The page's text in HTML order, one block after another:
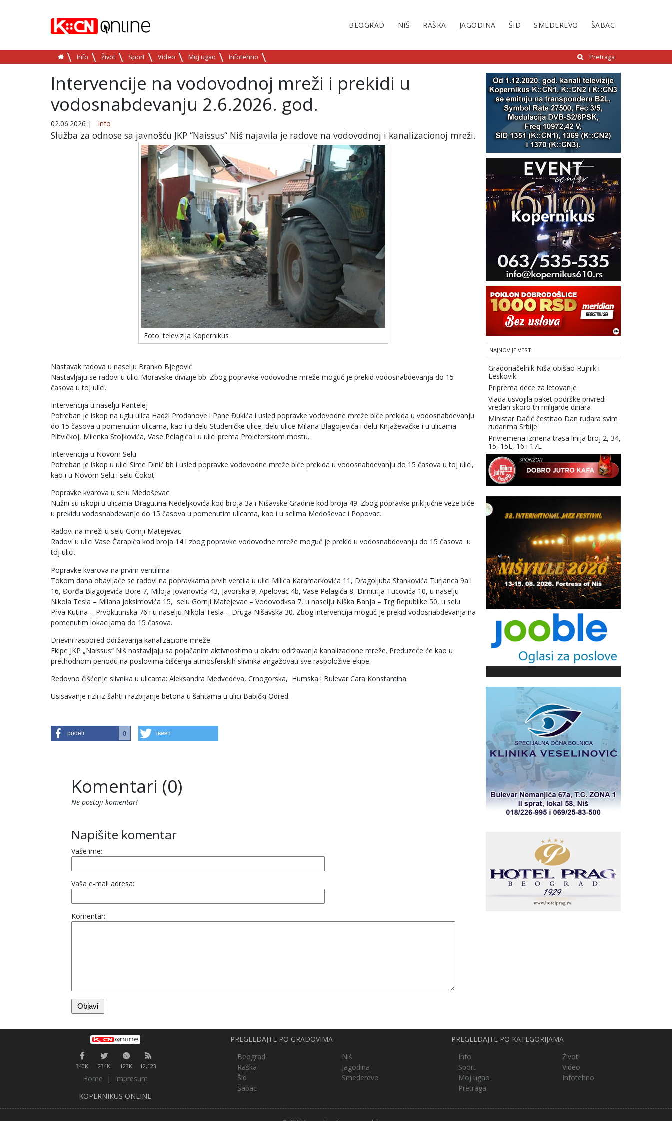
BEOGRAD NIŠ RAŠKA JAGODINA ŠID SMEDEREVO ŠABAC
Info Život Sport Video Moj ugao Infotehno Pretraga
Intervencije na vodovodnoj mreži i prekidi u
vodosnabdevanju 2.6.2026. god.
02.06.2026 | Info
Služba za odnose sa javnošću JKP “Naissus“ Niš najavila je radove na vodovodnoj i kanalizacionoj mreži.
Foto: televizija Kopernikus
Nastavak radova u naselju Branko Bjegović
Nastavljaju se radovi u ulici Moravske divizije bb. Zbog popravke vodovodne mreže moguć je prekid vodosnabdevanja do 15
časova u toj ulici.
Intervencija u naselju Pantelej
Potreban je iskop na uglu ulica Hadži Prodanove i Pane Đukića i usled popravke vodovodne mreže biće prekida u vodosnabdevanju
do 15 časova u pomenutim ulicama, kao i u delu Studeničke ulice, delu ulice Milana Blagojevića i delu Knjaževačke i u ulicama
Plitvičkoj, Milenka Stojkovića, Vase Pelagića i u ulici prema Proleterskom mostu.
Intervencija u Novom Selu
Potreban je iskop u ulici Sime Dinić bb i usled popravke vodovodne mreže biće prekida u vodosnabdevanju do 15 časova u toj ulici,
kao i u Novom Selu i selu Čokot.
Popravke kvarova u selu Medoševac
Nužni su iskopi u ulicama Dragutina Nedeljkovića kod broja 3a i Nišavske Gradine kod broja 49. Zbog popravke priključne veze biće
u prekidu vodosnabdevanje do 15 časova u pomenutim ulicama, kao i u selima Medoševac i Popovac.
Radovi na mreži u selu Gornji Matejevac
Radovi u ulici Vase Čarapića kod broja 14 i zbog popravke vodovodne mreže moguć je prekid u vodosnabdevanju do 15 časova u
toj ulici.
Popravke kvarova na prvim ventilima
Tokom dana obavljaće se radovi na popravkama prvih ventila u ulici Milića Karamarkovića 11, Dragoljuba Stankovića Turjanca 9a i
16, Đorđa Blagojevića Bore 7, Miloja Jovanovića 43, Javorska 9, Apelovac 4b, Vase Pelagića 8, Dimitrija Tucovića 10, u naselju
Nikola Tesla – Milana Joksimovića 15, selu Gornji Matejevac – Vodovodksa 7, u naselju Niška Banja – Trg Republike 50, u selu
Prva Kutina – Prvokutinska 76 i u naselju Nikola Tesla – Druga Nišavska 30. Zbog intervencija moguć je prekid vodosnabdevanja na
pomenutim lokacijama do 15 časova.
Dnevni raspored održavanja kanalizacione mreže
Ekipe JKP „Naissus“ Niš nastavljaju sa pojačanim aktivnostima u okviru održavanja kanalizacione mreže. Preduzeće će kao u
prethodnom periodu na poslovima čišćenja atmosferskih slivnika angažovati sve raspoložive ekipe.
Redovno čišćenje slivnika u ulicama: Aleksandra Medvedeva, Crnogorska, Humska i Bulevar Cara Konstantina.
Usisavanje rizli iz šahti i razbijanje betona u šahtama u ulici Babički Odred.
podeli 0 твеет
Komentari (0)
Ne postoji komentar!
Napišite komentar
Vaše ime:
Vaša e-mail adresa:
Komentar:
NAJNOVIJE VESTI
Gradonačelnik Niša obišao Rujnik i
Leskovik
Priprema dece za letovanje
Vlada usvojila paket podrške privredi
vredan skoro tri milijarde dinara
Ministar Dačić čestitao Dan rudara svim
rudarima Srbije
Privremena izmena trasa linija broj 2, 34,
15, 15L, 16 i 17L
340K 234K 123K 12,123
Home |
Impresum
KOPERNIKUS ONLINE
PREGLEDAJTE PO GRADOVIMA
Beograd
Niš
Raška
Jagodina
Šid
Smederevo
Šabac
PREGLEDAJTE PO KATEGORIJAMA
Info
Život
Sport
Video
Moj ugao
Infotehno
Pretraga